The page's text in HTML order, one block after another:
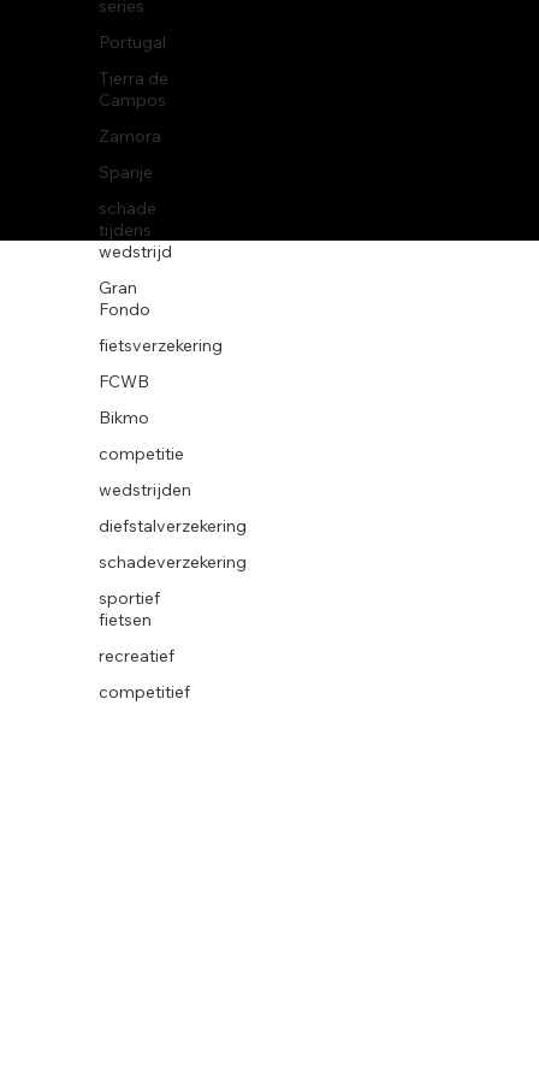
series
Portugal
Tierra de
Campos
Zamora
Spanje
schade
tijdens
wedstrijd
Gran
Fondo
fietsverzekering
FCWB
Bikmo
competitie
wedstrijden
diefstalverzekering
schadeverzekering
sportief
fietsen
recreatief
competitief